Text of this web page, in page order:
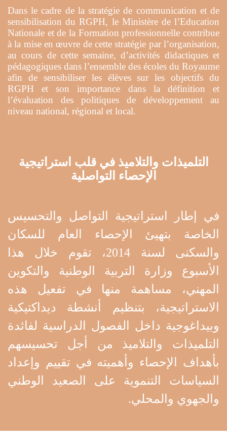
Dans le cadre de la stratégie de communication et de
sensibilisation du RGPH, le Ministère de l’Education
Nationale et de la Formation professionnelle contribue
à la mise en œuvre de cette stratégie par l’organisation,
au cours de cette semaine, d’activités didactiques et
pédagogiques dans l’ensemble des écoles du Royaume
afin de sensibiliser les élèves sur les objectifs du
RGPH et son importance dans la définition et
l’évaluation des politiques de développement au
niveau national, régional et local.
التلميذات والتلاميذ في قلب استراتيجية
الإحصاء التواصلية
في إطار استراتيجية التواصل والتحسيس
الخاصة بتهيئ الإحصاء العام للسكان
والسكنى لسنة 2014، تقوم خلال هذا
الأسبوع وزارة التربية الوطنية والتكوين
المهني، مساهمة منها في تفعيل هذه
الاستراتيجية، بتنظيم أنشطة ديداكتيكية
وبيداغوجية داخل الفصول الدراسية لفائدة
التلميذات والتلاميذ من أجل تحسيسهم
بأهداف الإحصاء وأهميته في تقييم وإعداد
السياسات التنموية على الصعيد الوطني
والجهوي والمحلي.